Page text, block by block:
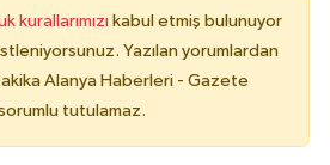
kurallarımızı kabul etmiş bulunuyor
Yazılan yorumlardan
Alanya Haberleri - Gazete
tutulamaz.